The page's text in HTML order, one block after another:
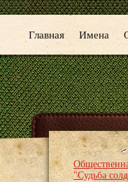
Главная Имена
"Судьба